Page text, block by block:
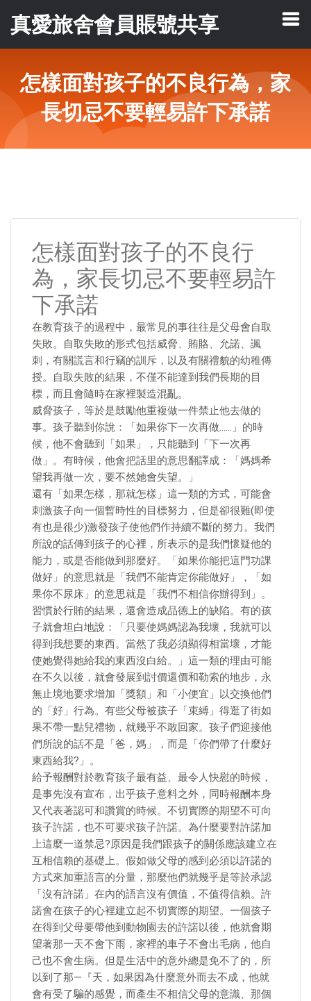
真愛旅舍會員賬號共享
怎樣面對孩子的不良行為，家
長切忌不要輕易許下承諾
怎樣面對孩子的不良行
為，家長切忌不要輕易許
下承諾
在教育孩子的過程中，最常見的事往往是父母會自取
失敗。自取失敗的形式包括威脅、賄賂、允諾、諷
刺，有關謊言和行竊的訓斥，以及有關禮貌的幼稚傳
授。自取失敗的結果，不僅不能達到我們長期的目
標，而且會隨時在家裡製造混亂。
威脅孩子，等於是鼓勵他重複做一件禁止他去做的
事。孩子聽到你說：「如果你下一次再做……」的時
候，他不會聽到「如果」，只能聽到「下一次再
做」。有時候，他會把話里的意思翻譯成：「媽媽希
望我再做一次，要不然她會失望。」
還有「如果怎樣，那就怎樣」這一類的方式，可能會
刺激孩子向一個暫時性的目標努力，但是卻很難(即使
有也是很少)激發孩子使他們作持續不斷的努力。我們
所說的話傳到孩子的心裡，所表示的是我們懷疑他的
能力，或是否能做到那麼好。「如果你能把這門功課
做好」的意思就是「我們不能肯定你能做好」，「如
果你不尿床」的意思就是「我們不相信你辦得到」。
習慣於行賄的結果，還會造成品德上的缺陷。有的孩
子就會坦白地說：「只要使媽媽認為我壞，我就可以
得到我想要的東西。當然了我必須顯得相當壞，才能
使她覺得她給我的東西沒白給。」這一類的理由可能
在不久以後，就會發展到討價還價和勒索的地步，永
無止境地要求增加「獎額」和「小便宜」以交換他們
的「好」行為。有些父母被孩子「束縛」得逛了街如
果不帶一點兒禮物，就幾乎不敢回家。孩子們迎接他
們所說的話不是「爸，媽」，而是「你們帶了什麼好
東西給我?」。
給予報酬對於教育孩子最有益、最令人快慰的時候，
是事先沒有宣布，出乎孩子意料之外，同時報酬本身
又代表著認可和讚賞的時候。不切實際的期望不可向
孩子許諾，也不可要求孩子許諾。為什麼要對許諾加
上這麼一道禁忌?原因是我們跟孩子的關係應該建立在
互相信賴的基礎上。假如做父母的感到必須以許諾的
方式來加重語言的分量，那麼他們就幾乎是等於承認
「沒有許諾」在內的語言沒有價值，不值得信賴。許
諾會在孩子的心裡建立起不切實際的期望。一個孩子
在得到父母要帶他到動物園去的許諾以後，他就會期
望著那一天不會下雨，家裡的車子不會出毛病，他自
己也不會生病。但是生活中的意外總是免不了的，所
以到了那—『天，如果因為什麼意外而去不成，他就
會有受了騙的感覺，而產生不相信父母的意識、那個